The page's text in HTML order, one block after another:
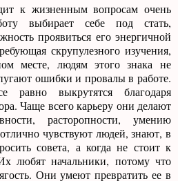
к жизненным вопросам очень
выбирает себе под стать,
проявиться его энергичной
скрупулезного изучения,
месте, людям этого знака не
ошибки и провалы в работе.
равно выкрутятся благодаря
Чаще всего карьеру они делают
расторопности, умению
чувствуют людей, знают, в
совета, а когда не стоит к
любят начальники, потому что
Они умеют превратить ее в